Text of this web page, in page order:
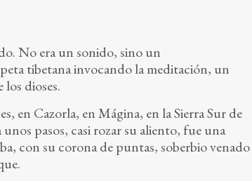
No era un sonido, sino un
tibetana invocando la meditación, un
dioses.
en Cazorla, en Mágina, en la Sierra Sur de
pasos, casi rozar su aliento, fue una
con su corona de puntas, soberbio venado